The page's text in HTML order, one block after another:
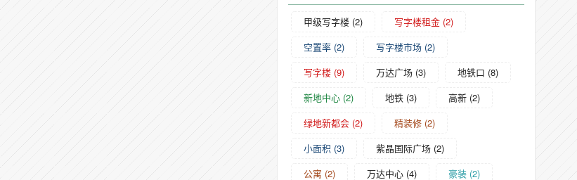
甲级写字楼 (2) 写字楼租金 (2)
空置率 (2) 写字楼市场 (2)
写字楼 (9) 万达广场 (3) 地铁口 (8)
新地中心 (2) 地铁 (3) 高新 (2)
绿地新都会 (2) 精装修 (2)
小面积 (3) 紫晶国际广场 (2)
公寓 (2) 万达中心 (4) 豪装 (2)